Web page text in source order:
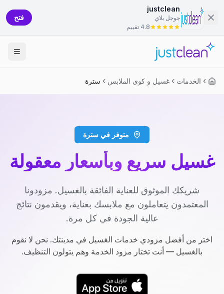
justclean
جوجل بلاي
4.8 تقييم
فتح
الخدمات غسيل و كوى الملابس سترة
متوفر في سترة
غسيل سريع وبأسعار معقولة
شريكك الموثوق للعناية الفائقة بالغسيل. مزودونا
المعتمدون يتعاملون مع ملابسك بعناية، ويقدمون نتائج
عالية الجودة في كل مرة.
اختر من أفضل مزودي خدمات الغسيل في مدينتك. نحن لا نقوم
بالغسيل — أنت تختار مزود الخدمة وهم يتولون التنظيف.